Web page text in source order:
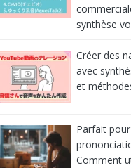
synthèse
Créer des
avec
et
Parfait
Comment